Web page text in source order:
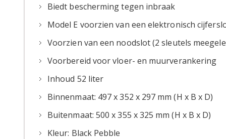
Biedt bescherming tegen inbraak
Model E voorzien van een elektronisch
Voorzien van een noodslot (2 sleutels
Voorbereid voor vloer- en muurverankering
Inhoud 52 liter
Binnenmaat: 497 x 352 x 297 mm (H x B x D)
Buitenmaat: 500 x 355 x 325 mm (H x B x D)
Kleur: Black Pebble